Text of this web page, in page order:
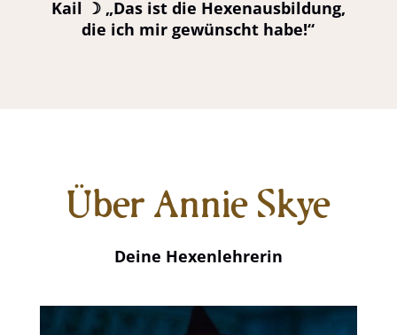
Kail ☽ „Das ist die Hexenausbildung,
die ich mir gewünscht habe!“
Über Annie Skye
Deine Hexenlehrerin